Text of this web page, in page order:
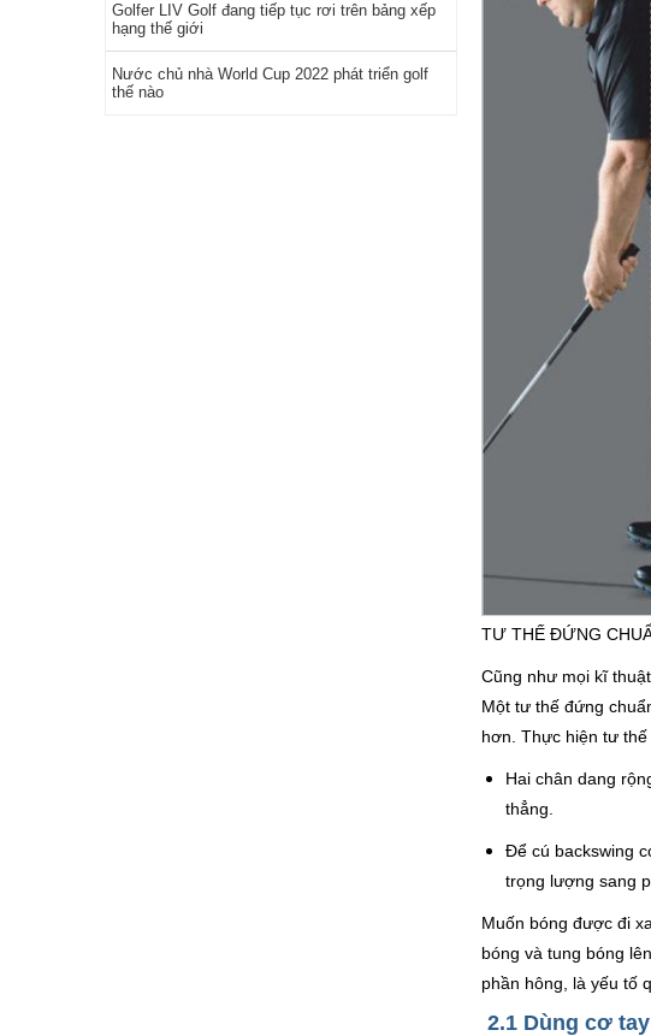
TƯ THẾ ĐỨNG
Cũng như mọi kĩ
Một tư thế đứng
hơn. Thực hiện tư
Hai chân dang
thẳng.
Để cú backswing
trọng lượng sang
Muốn bóng được đi
bóng và tung bóng
phần hông, là yếu tố
2.1 Dùng cơ
Golfer LIV Golf đang tiếp tục rơi trên bảng xếp
hạng thế giới
Nước chủ nhà World Cup 2022 phát triển golf
thế nào